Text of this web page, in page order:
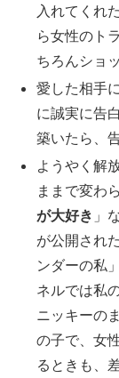
入れてくれ
ら女性のト
ちろんショ
愛した相手
に誠実に告
築いたら、
ようやく解
ままで変わ
が大好き 」
が公開され
ンダーの私
ネルでは私
ニッキーの
の子で、女
るときも、